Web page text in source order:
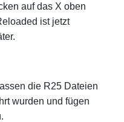
auf das X oben
ist jetzt
lassen die R25 Dateien
wurden und fügen